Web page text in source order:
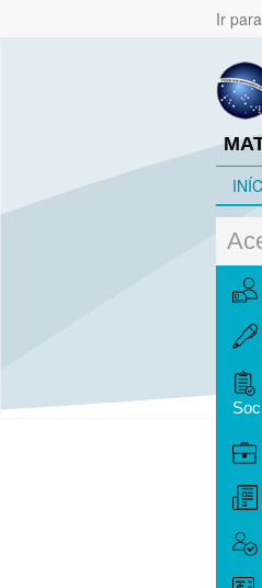
Ir